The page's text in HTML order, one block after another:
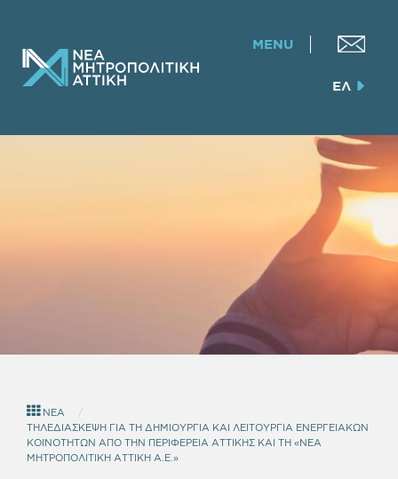
MENU
ΕΛ
ΝΕΑ
ΤΗΛΕΔΙΑΣΚΕΨΗ ΓΙΑ ΤΗ ΔΗΜΙΟΥΡΓΙΑ ΚΑΙ ΛΕΙΤΟΥΡΓΙΑ ΕΝΕΡΓΕΙΑΚΩΝ
ΚΟΙΝΟΤΗΤΩΝ ΑΠΟ ΤΗΝ ΠΕΡΙΦΕΡΕΙΑ ΑΤΤΙΚΗΣ ΚΑΙ ΤΗ «ΝΕΑ
ΜΗΤΡΟΠΟΛΙΤΙΚΗ ΑΤΤΙΚΗ Α.Ε.»